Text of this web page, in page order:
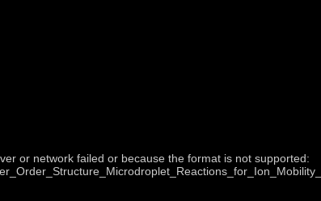
or network failed or because the format is not supported: